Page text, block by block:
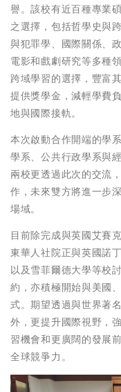
譽。該校有近百種專業
之選擇，包括哲學史與
與犯罪學、國際關係、
電影和戲劇研究等多種
跨域學習的選擇，豐富
提供獎學金，減輕學費
地與國際接軌。
本次啟動合作開端的學
學系、公共行政學系與
兩校更透過此次的交流
作，未來雙方將進一步
場域。
目前除完成與英國艾賽
東華人社院正與英國諾
以及雪菲爾德大學等校
約，亦積極開始與美國
式。期望透過與世界著
外，更提升國際視野，
習機會和更廣闊的發展
全球競爭力。